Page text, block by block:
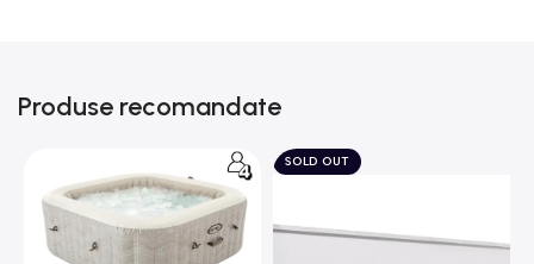
Produse recomandate
SOLD OUT